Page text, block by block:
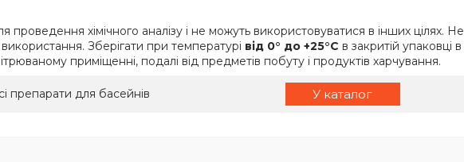
хімічного аналізу і не можуть використовуватися в інших цілях.
Зберігати при температурі від 0° до +25°C в закритій упаковці
приміщенні, подалі від предметів побуту і продуктів харчування.
препарати для басейнів У каталог